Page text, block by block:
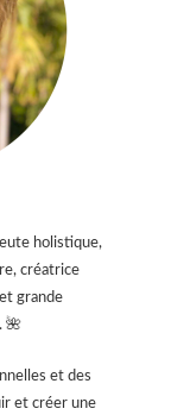
holistique,
créatrice
grande
🌺
et des
et créer une